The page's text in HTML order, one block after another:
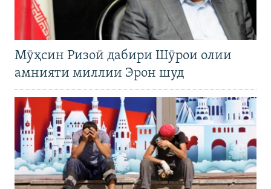
Мӯҳсин Ризоӣ дабири Шӯрои олии
амнияти миллии Эрон шуд